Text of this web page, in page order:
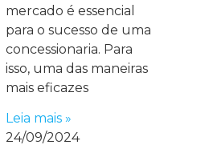
mercado é essencial
para o sucesso de uma
concessionaria. Para
isso, uma das maneiras
mais eficazes
Leia mais »
24/09/2024